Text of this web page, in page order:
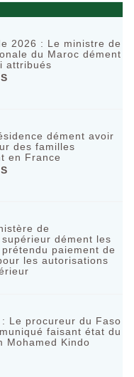
2026 : Le ministre de
du Maroc dément
attribués
dément avoir
des familles
en France
de
supérieur dément les
paiement de
les autorisations
Le procureur du Faso
faisant état du
Mohamed Kindo